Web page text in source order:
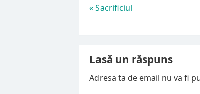
Navigare
«Sacrificiul
Lasă un răspuns
Adresa ta de email nu va fi